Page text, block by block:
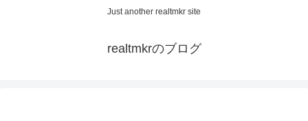
Just another realtmkr site
realtmkrのブログ